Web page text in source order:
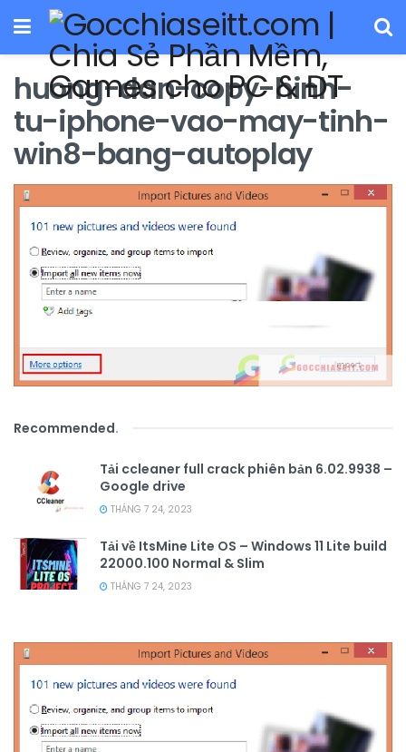
huong-dan-copy-hinh-
tu-iphone-vao-may-tinh-
win8-bang-autoplay
Recommended.
Tải ccleaner full crack phiên bản 6.02.9938 –
Google drive
THÁNG 7 24, 2023
Tải về ItsMine Lite OS – Windows 11 Lite build
22000.100 Normal & Slim
THÁNG 7 24, 2023